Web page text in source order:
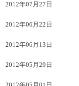
2012年07月27日
2012年06月22日
2012年06月13日
2012年05月29日